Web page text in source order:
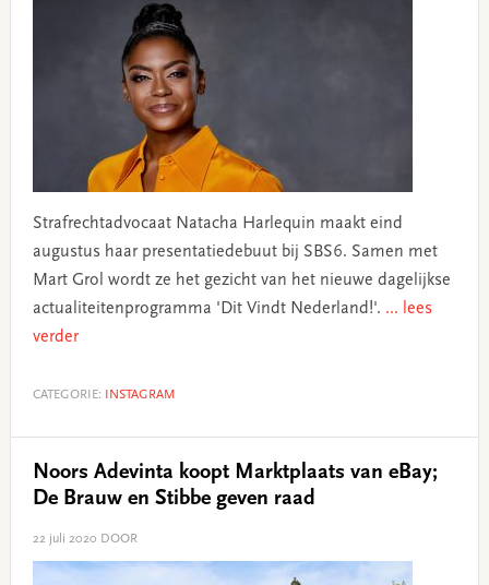
Strafrechtadvocaat Natacha Harlequin maakt eind
augustus haar presentatiedebuut bij SBS6. Samen met
Mart Grol wordt ze het gezicht van het nieuwe dagelijkse
actualiteitenprogramma 'Dit Vindt Nederland!'. ... lees
verder
CATEGORIE: INSTAGRAM
Noors Adevinta koopt Marktplaats van eBay;
De Brauw en Stibbe geven raad
22 juli 2020 DOOR